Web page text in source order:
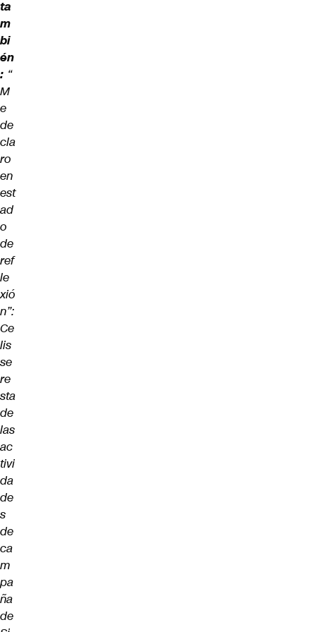
ta
m
bi
én
: “
M
e
de
cla
ro
en
est
ad
o
de
ref
le
xió
n”:
Ce
lis
se
re
sta
de
las
ac
tivi
da
de
s
de
ca
m
pa
ña
de